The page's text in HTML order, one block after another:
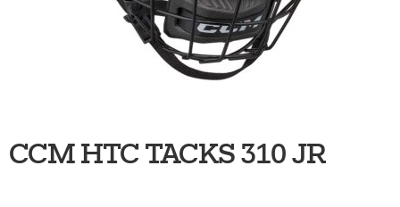
CCM HTC TACKS 310 JR